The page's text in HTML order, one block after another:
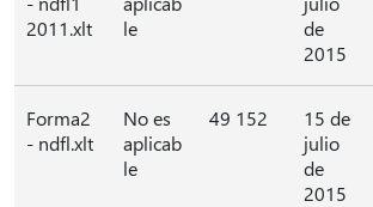
2011.xlt
le
de
2015
Forma2
- ndfl.xlt
No es
aplicab
le
49 152
15 de
julio
de
2015